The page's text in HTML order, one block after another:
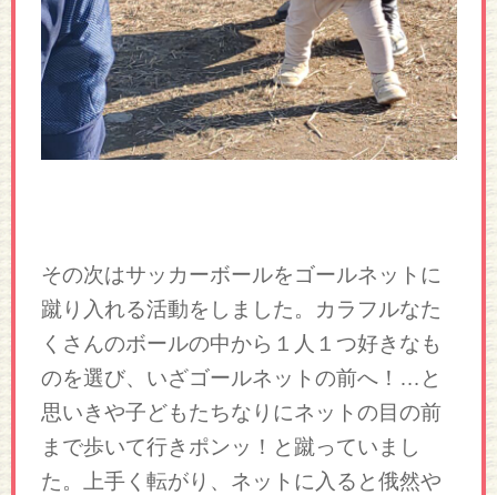
その次はサッカーボールをゴールネットに
蹴り入れる活動をしました。カラフルなた
くさんのボールの中から１人１つ好きなも
のを選び、いざゴールネットの前へ！…と
思いきや子どもたちなりにネットの目の前
まで歩いて行きポンッ！と蹴っていまし
た。上手く転がり、ネットに入ると俄然や